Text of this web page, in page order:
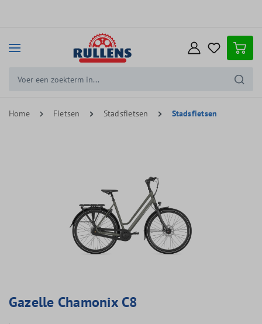
Home Fietsen Stadsfietsen Stadsfietsen
Gazelle Chamonix C8